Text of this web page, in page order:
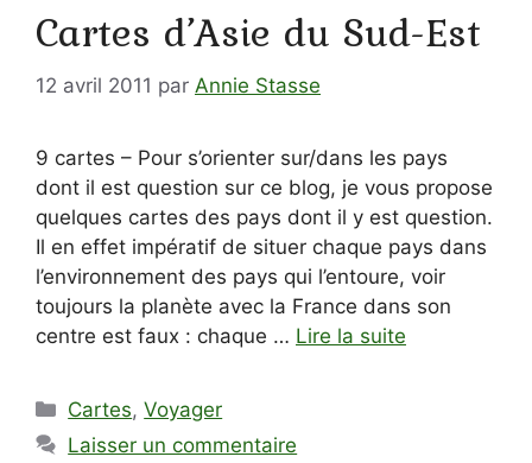
Cartes d’Asie du Sud-Est
12 avril 2011 par Annie Stasse
9 cartes – Pour s’orienter sur/dans les pays
dont il est question sur ce blog, je vous propose
quelques cartes des pays dont il y est question.
Il en effet impératif de situer chaque pays dans
l’environnement des pays qui l’entoure, voir
toujours la planète avec la France dans son
centre est faux : chaque … Lire la suite
Catégories
Cartes,Voyager
Laisser un commentaire